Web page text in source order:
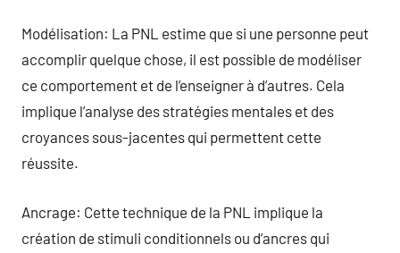
Modélisation: La PNL estime que si une personne peut
accomplir quelque chose, il est possible de modéliser
ce comportement et de l’enseigner à d’autres. Cela
implique l’analyse des stratégies mentales et des
croyances sous-jacentes qui permettent cette
réussite.
Ancrage: Cette technique de la PNL implique la
création de stimuli conditionnels ou d’ancres qui